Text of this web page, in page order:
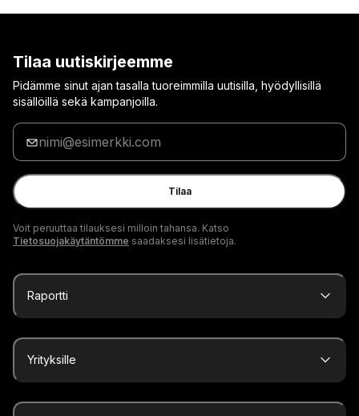
Tilaa uutiskirjeemme
Pidämme sinut ajan tasalla tuoreimmilla uutisilla, hyödyllisillä
sisällöillä sekä kampanjoilla.
Anna
sähköpostiosoitteesi
Tilaa
Voit peruuttaa tilauksesi milloin tahansa. Katso
Tietosuojakäytäntömme saadaksesi lisätietoja.
Raportti
Yrityksille